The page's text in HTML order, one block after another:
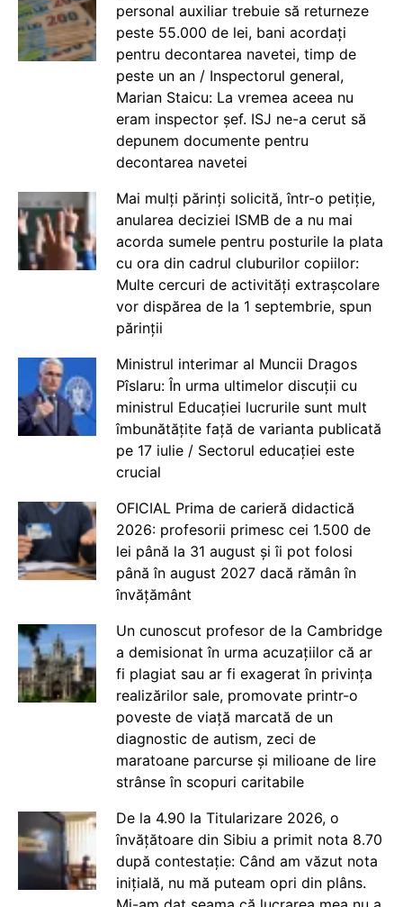
personal auxiliar trebuie să returneze
peste 55.000 de lei, bani acordați
pentru decontarea navetei, timp de
peste un an / Inspectorul general,
Marian Staicu: La vremea aceea nu
eram inspector șef. ISJ ne-a cerut să
depunem documente pentru
decontarea navetei
Mai mulți părinți solicită, într-o petiție,
anularea deciziei ISMB de a nu mai
acorda sumele pentru posturile la plata
cu ora din cadrul cluburilor copiilor:
Multe cercuri de activități extrașcolare
vor dispărea de la 1 septembrie, spun
părinții
Ministrul interimar al Muncii Dragos
Pîslaru: În urma ultimelor discuții cu
ministrul Educației lucrurile sunt mult
îmbunătățite față de varianta publicată
pe 17 iulie / Sectorul educației este
crucial
OFICIAL Prima de carieră didactică
2026: profesorii primesc cei 1.500 de
lei până la 31 august și îi pot folosi
până în august 2027 dacă rămân în
învățământ
Un cunoscut profesor de la Cambridge
a demisionat în urma acuzațiilor că ar
fi plagiat sau ar fi exagerat în privința
realizărilor sale, promovate printr-o
poveste de viață marcată de un
diagnostic de autism, zeci de
maratoane parcurse și milioane de lire
strânse în scopuri caritabile
De la 4.90 la Titularizare 2026, o
învățătoare din Sibiu a primit nota 8.70
după contestație: Când am văzut nota
inițială, nu mă puteam opri din plâns.